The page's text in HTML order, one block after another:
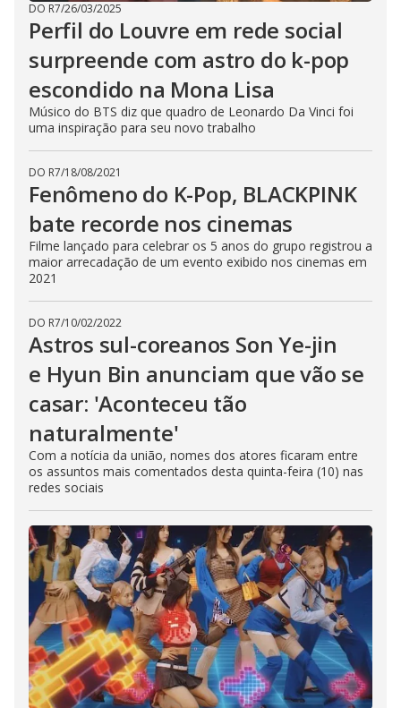
DO R7/26/03/2025
Perfil do Louvre em rede social
surpreende com astro do k-pop
escondido na Mona Lisa
Músico do BTS diz que quadro de Leonardo Da Vinci foi
uma inspiração para seu novo trabalho
DO R7/18/08/2021
Fenômeno do K-Pop, BLACKPINK
bate recorde nos cinemas
Filme lançado para celebrar os 5 anos do grupo registrou a
maior arrecadação de um evento exibido nos cinemas em
2021
DO R7/10/02/2022
Astros sul-coreanos Son Ye-jin
e Hyun Bin anunciam que vão se
casar: 'Aconteceu tão
naturalmente'
Com a notícia da união, nomes dos atores ficaram entre
os assuntos mais comentados desta quinta-feira (10) nas
redes sociais